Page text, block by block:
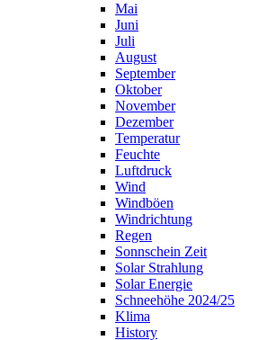
Mai
Juni
Juli
August
September
Oktober
November
Dezember
Temperatur
Feuchte
Luftdruck
Wind
Windböen
Windrichtung
Regen
Sonnschein Zeit
Solar Strahlung
Solar Energie
Schneehöhe 2024/25
Klima
History